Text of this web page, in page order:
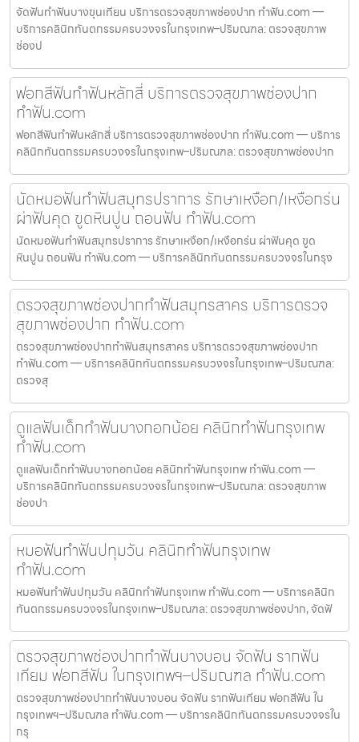
จัดฟันทำฟันบางขุนเทียน บริการตรวจสุขภาพช่องปาก ทำฟัน.com —
บริการคลินิกทันตกรรมครบวงจรในกรุงเทพ–ปริมณฑล: ตรวจสุขภาพ
ช่องป
ฟอกสีฟันทำฟันหลักสี่ บริการตรวจสุขภาพช่องปาก
ทำฟัน.com
ฟอกสีฟันทำฟันหลักสี่ บริการตรวจสุขภาพช่องปาก ทำฟัน.com — บริการ
คลินิกทันตกรรมครบวงจรในกรุงเทพ–ปริมณฑล: ตรวจสุขภาพช่องปาก
นัดหมอฟันทำฟันสมุทรปราการ รักษาเหงือก/เหงือกร่น
ผ่าฟันคุด ขูดหินปูน ถอนฟัน ทำฟัน.com
นัดหมอฟันทำฟันสมุทรปราการ รักษาเหงือก/เหงือกร่น ผ่าฟันคุด ขูด
หินปูน ถอนฟัน ทำฟัน.com — บริการคลินิกทันตกรรมครบวงจรในกรุง
ตรวจสุขภาพช่องปากทำฟันสมุทรสาคร บริการตรวจ
สุขภาพช่องปาก ทำฟัน.com
ตรวจสุขภาพช่องปากทำฟันสมุทรสาคร บริการตรวจสุขภาพช่องปาก
ทำฟัน.com — บริการคลินิกทันตกรรมครบวงจรในกรุงเทพ–ปริมณฑล:
ตรวจสุ
ดูแลฟันเด็กทำฟันบางกอกน้อย คลินิกทำฟันกรุงเทพ
ทำฟัน.com
ดูแลฟันเด็กทำฟันบางกอกน้อย คลินิกทำฟันกรุงเทพ ทำฟัน.com —
บริการคลินิกทันตกรรมครบวงจรในกรุงเทพ–ปริมณฑล: ตรวจสุขภาพ
ช่องปา
หมอฟันทำฟันปทุมวัน คลินิกทำฟันกรุงเทพ
ทำฟัน.com
หมอฟันทำฟันปทุมวัน คลินิกทำฟันกรุงเทพ ทำฟัน.com — บริการคลินิก
ทันตกรรมครบวงจรในกรุงเทพ–ปริมณฑล: ตรวจสุขภาพช่องปาก, จัดฟั
ตรวจสุขภาพช่องปากทำฟันบางบอน จัดฟัน รากฟัน
เทียม ฟอกสีฟัน ในกรุงเทพฯ–ปริมณฑล ทำฟัน.com
ตรวจสุขภาพช่องปากทำฟันบางบอน จัดฟัน รากฟันเทียม ฟอกสีฟัน ใน
กรุงเทพฯ–ปริมณฑล ทำฟัน.com — บริการคลินิกทันตกรรมครบวงจรใน
กรุ